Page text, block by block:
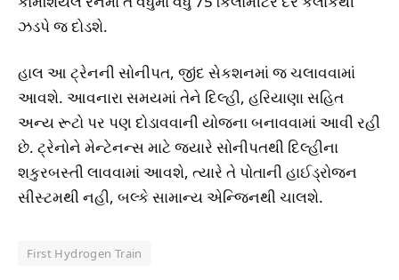
ઝડપે જ દોડશે.
હાલ આ ટ્રેનની સોનીપત, જીંદ સેકશનમાં જ ચલાવવામાં
આવશે. આવનારા સમયમાં તેને દિલ્હી, હરિયાણા સહિત
અન્ય રૂટો પર પણ દોડાવવાની યોજના બનાવવામાં આવી રહી
છે. ટ્રેનોને મેન્ટેનન્સ માટે જયારે સોનીપતથી દિલ્હીના
શકુરબસ્તી લાવવામાં આવશે, ત્યારે તે પોતાની હાઈડ્રોજન
સીસ્ટમથી નહી, બલ્કે સામાન્ય એન્જિનથી ચાલશે.
First Hydrogen Train